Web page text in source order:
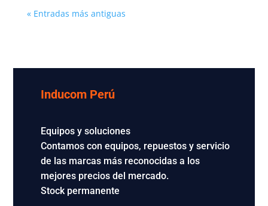
« Entradas más antiguas
Inducom Perú
Equipos y soluciones
Contamos con equipos, repuestos y servicio
de las marcas más reconocidas a los
mejores precios del mercado.
Stock permanente